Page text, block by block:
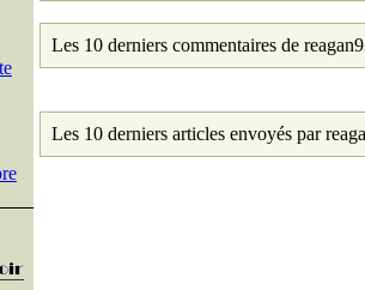
Les 10 derniers commentaires de
Les 10 derniers articles envoyés par